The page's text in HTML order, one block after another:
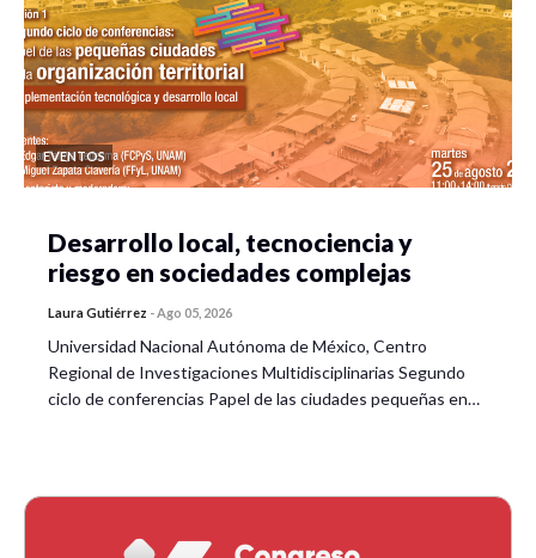
EVENTOS
Desarrollo local, tecnociencia y
riesgo en sociedades complejas
Laura Gutiérrez -Ago 05, 2026
Universidad Nacional Autónoma de México, Centro
Regional de Investigaciones Multidisciplinarias Segundo
ciclo de conferencias Papel de las ciudades pequeñas en…